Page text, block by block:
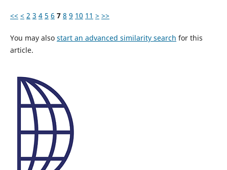
<< < 2 3 4 5 6 7 8 9 10 11 > >>
You may also start an advanced similarity search for this
article.